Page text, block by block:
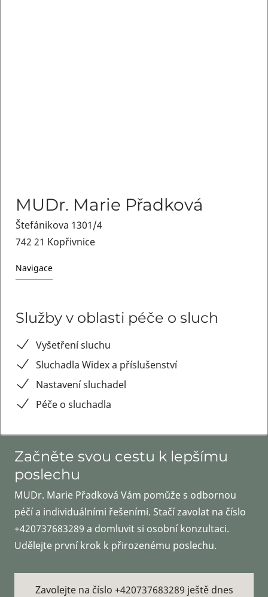
MUDr. Marie Přadková
Štefánikova 1301/4
742 21 Kopřivnice
Navigace
Služby v oblasti péče o sluch
Vyšetření sluchu
Sluchadla Widex a příslušenství
Nastavení sluchadel
Péče o sluchadla
Začněte svou cestu k lepšímu
poslechu
MUDr. Marie Přadková Vám pomůže s odbornou
péčí a individuálními řešeními. Stačí zavolat na číslo
+420737683289 a domluvit si osobní konzultaci.
Udělejte první krok k přirozenému poslechu.
Zavolejte na číslo +420737683289 ještě dnes